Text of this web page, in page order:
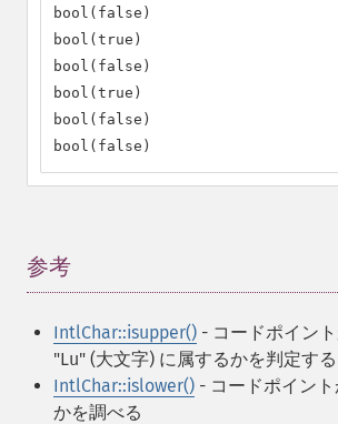
bool(false)
bool(true)
bool(false)
bool(true)
bool(false)
bool(false)
参考
IntlChar::isupper() - コードポイン
"Lu" (大文字) に属するかを判定する
IntlChar::islower() - コードポイン
かを調べる